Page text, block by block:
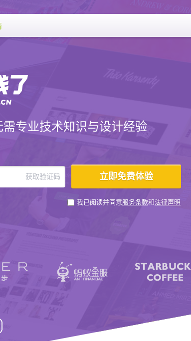
专业技术知识与设计经验
获取验证码
我已阅读并同意服务条款和法律声明